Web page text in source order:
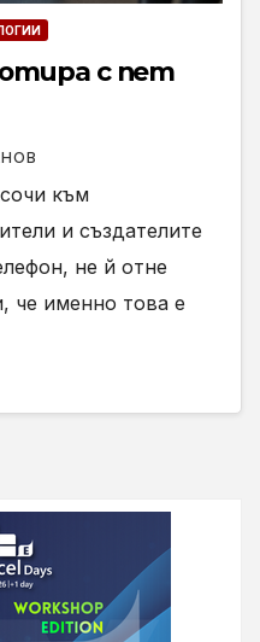
с пет
към
и създателите
не й отне
че именно това е